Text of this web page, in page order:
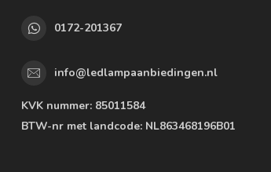
0172-201367
info@ledlampaanbiedingen.nl
KVK nummer: 85011584
BTW-nr met landcode: NL863468196B01